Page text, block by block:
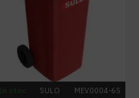
SULO MEV0004-6S